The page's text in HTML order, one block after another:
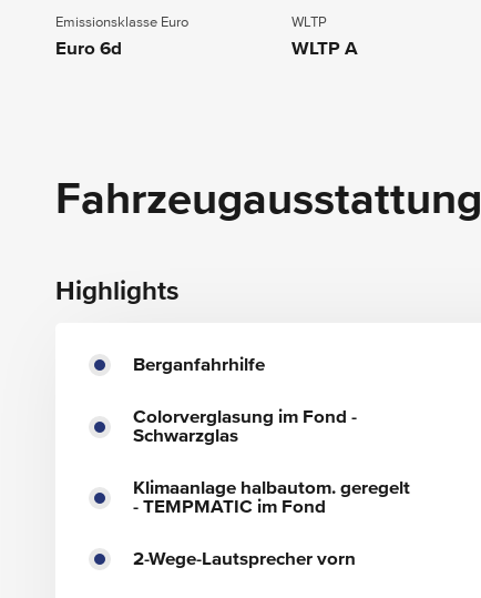
Emissionsklasse Euro
Euro 6d
WLTP
WLTP A
Fahrzeugausstattung
Highlights
Berganfahrhilfe
Colorverglasung im Fond -
Schwarzglas
Klimaanlage halbautom. geregelt
- TEMPMATIC im Fond
2-Wege-Lautsprecher vorn